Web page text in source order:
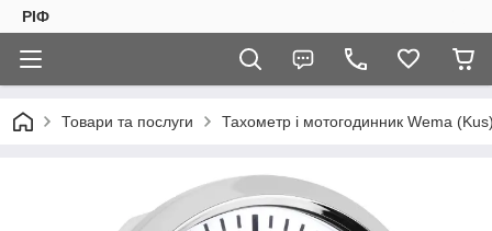
РІФ
Товари та послуги Тахометр і мотогодинник Wema